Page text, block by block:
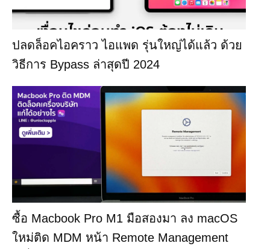
ปลดล็อคไอคราว ไอแพด รุ่นใหญ่ได้แล้ว ด้วย
วิธีการ Bypass ล่าสุดปี 2024
ซื้อ Macbook Pro M1 มือสองมา ลง macOS
ใหม่ติด MDM หน้า Remote Management